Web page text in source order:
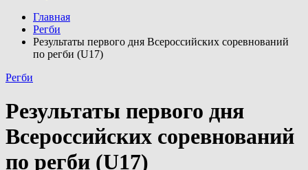
Главная
Регби
Результаты первого дня Всероссийских соревнований
по регби (U17)
Регби
Результаты первого дня
Всероссийских соревнований
по регби (U17)